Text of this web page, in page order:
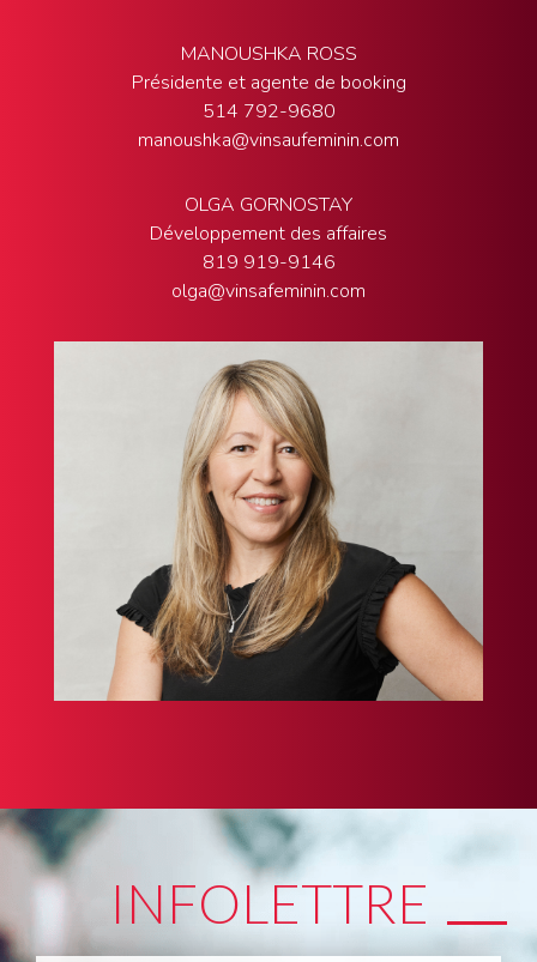
MANOUSHKA ROSS
Présidente et agente de booking
514 792-9680
manoushka@vinsaufeminin.com
OLGA GORNOSTAY
Développement des affaires
819 919-9146
olga@vinsafeminin.com
INFOLETTRE